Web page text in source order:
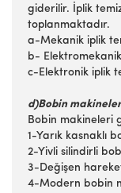
giderilir. İplik
toplanmaktadır.
a-Mekanik iplik
b-
c-Elektronik iplik
d)Bobin
Bobin makineleri
1-Yarık kasnaklı
2-Yivli silindirli
3-Değişen
4-Modern bobin